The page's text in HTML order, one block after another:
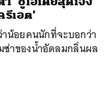
เอต’
าน้อยคนนักที่จะบอกว่า
ซ่าของน้ำอัดลมกลิ่นผล